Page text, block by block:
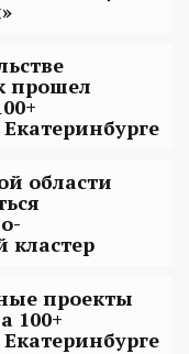
прошел
области
кластер
проекты
100+